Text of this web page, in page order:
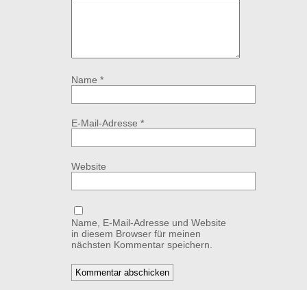
Name *
E-Mail-Adresse *
Website
Name, E-Mail-Adresse und Website
in diesem Browser für meinen
nächsten Kommentar speichern.